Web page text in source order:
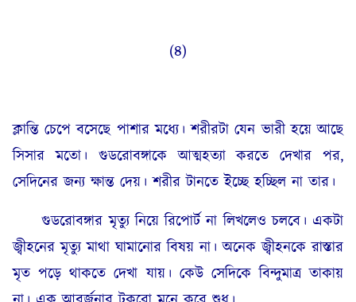
(৪)
ক্লান্তি চেপে বসেছে পাশার মধ্যে। শরীরটা যেন ভারী হয়ে আছে
সিসার মতো। গুডরোবঙ্গাকে আত্মহত্যা করতে দেখার পর,
সেদিনের জন্য ক্ষান্ত দেয়। শরীর টানতে ইচ্ছে হচ্ছিল না তার।
গুডরোবঙ্গার মৃত্যু নিয়ে রিপোর্ট না লিখলেও চলবে। একটা
জ্বীহনের মৃত্যু মাথা ঘামানোর বিষয় না। অনেক জ্বীহনকে রাস্তার
মৃত পড়ে থাকতে দেখা যায়। কেউ সেদিকে বিন্দুমাত্র তাকায়